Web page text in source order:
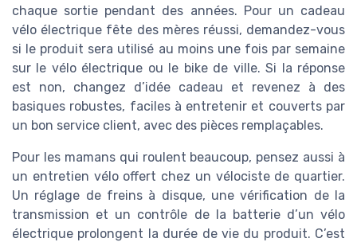
chaque sortie pendant des années. Pour un cadeau
vélo électrique fête des mères réussi, demandez-vous
si le produit sera utilisé au moins une fois par semaine
sur le vélo électrique ou le bike de ville. Si la réponse
est non, changez d’idée cadeau et revenez à des
basiques robustes, faciles à entretenir et couverts par
un bon service client, avec des pièces remplaçables.
Pour les mamans qui roulent beaucoup, pensez aussi à
un entretien vélo offert chez un vélociste de quartier.
Un réglage de freins à disque, une vérification de la
transmission et un contrôle de la batterie d’un vélo
électrique prolongent la durée de vie du produit. C’est